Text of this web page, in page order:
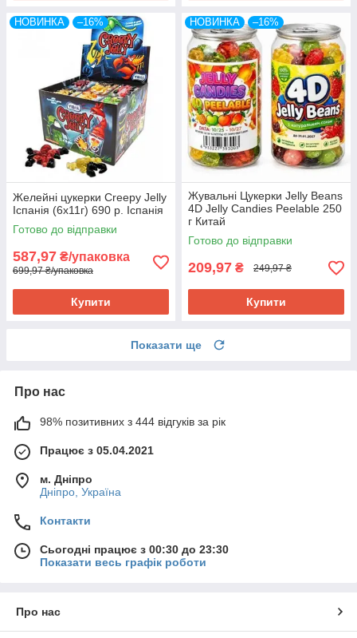
НОВИНКА –16%
Желейні цукерки Creepy Jelly
Іспанія (6х11г) 690 р. Іспанія
Готово до відправки
587,97 ₴/упаковка
699,97 ₴/упаковка
Купити
НОВИНКА –16%
Жувальні Цукерки Jelly Beans
4D Jelly Candies Peelable 250
г Китай
Готово до відправки
209,97 ₴ 249,97 ₴
Купити
Показати ще
Про нас
98% позитивних з 444 відгуків за рік
Працює з 05.04.2021
м. Дніпро
Дніпро, Україна
Контакти
Сьогодні працює з 00:30 до 23:30
Показати весь графік роботи
Про нас